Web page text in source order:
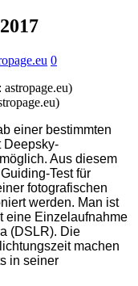
0
einer bestimmten
Deepsky-
Aus diesem
Test für
fotografischen
werden. Man ist
eine Einzelaufnahme
(DSLR). Die
machen
in seiner